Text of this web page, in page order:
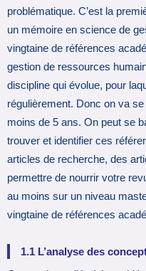
problématique. C’est la
un mémoire en science de
vingtaine de références
gestion de ressources
discipline qui évolue, pour
régulièrement. Donc on va
moins de 5 ans. On peut se
trouver et identifier ces
articles de recherche, des
permettre de nourrir votre
au moins sur un niveau
vingtaine de références
1.1 L’analyse des